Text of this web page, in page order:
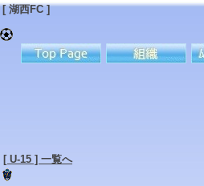
[ 湖西FC ]
[ U-15 ] 一覧へ